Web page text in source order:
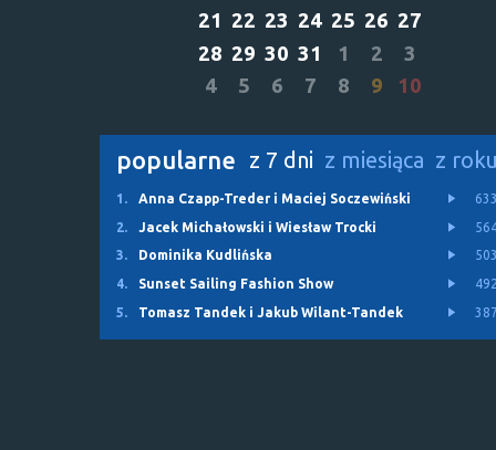
21 22 23 24 25 26 27
28 29 30 31 1 2
3
4
5 6 7 8 9 10
popularne z 7 dni z miesiąca z
1. Anna Czapp-Treder i Maciej Soczewiński
2.
Jacek Michałowski i Wiesław Trocki
3.
Dominika Kudlińska
4.
Sunset Sailing Fashion Show
5.
Tomasz Tandek i Jakub Wilant-Tandek